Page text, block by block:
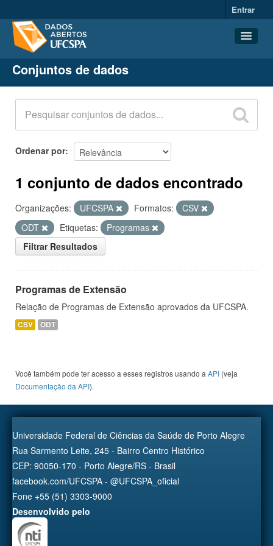
Entrar
Conjuntos de dados
Organizações
Grupos
Sobre
Conjuntos de dados
Ordenar por
1 conjunto de dados encontrado
Organizações: UFCSPA Formatos:
CSV
ODT
Etiquetas:
Programas
Filtrar Resultados
Programas de Extensão
Relação de Programas de Extensão aprovados da UFCSPA.
CSV ODT
Você também pode ter acesso a esses registros usando a API (veja
Documentação da API).
Universidade Federal de Ciências da Saúde de Porto Alegre
Rua Sarmento Leite, 245 - Bairro Centro Histórico
CEP: 90050-170 - Porto Alegre/RS - Brasil
facebook.com/UFCSPA - @UFCSPA_oficial
Fone +55 (51) 3303-9000
Desenvolvido pelo